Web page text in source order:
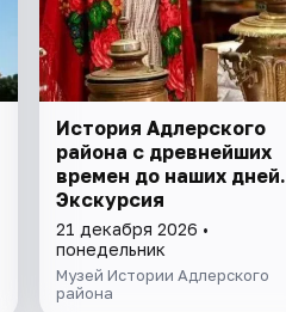
История Адлерского
района с древнейших
времен до наших дней.
Экскурсия
21 декабря 2026 •
понедельник
Музей Истории Адлерского
района